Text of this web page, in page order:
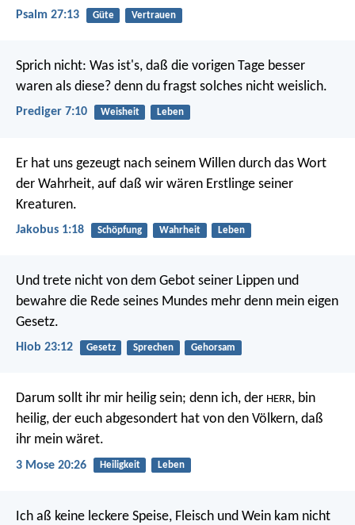
Psalm 27:13 Güte Vertrauen
Sprich nicht: Was ist's, daß die vorigen Tage besser
waren als diese? denn du fragst solches nicht weislich.
Prediger 7:10 Weisheit Leben
Er hat uns gezeugt nach seinem Willen durch das Wort
der Wahrheit, auf daß wir wären Erstlinge seiner
Kreaturen.
Jakobus 1:18 Schöpfung Wahrheit Leben
Und trete nicht von dem Gebot seiner Lippen und
bewahre die Rede seines Mundes mehr denn mein eigen
Gesetz.
Hiob 23:12 Gesetz Sprechen Gehorsam
Darum sollt ihr mir heilig sein; denn ich, der HERR, bin
heilig, der euch abgesondert hat von den Völkern, daß
ihr mein wäret.
3 Mose 20:26 Heiligkeit Leben
Ich aß keine leckere Speise, Fleisch und Wein kam nicht